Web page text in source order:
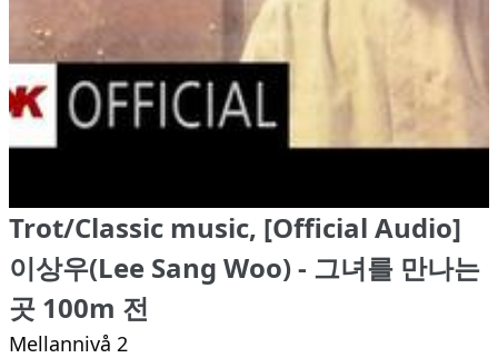
Trot/Classic music, [Official Audio]
이상우(Lee Sang Woo) - 그녀를 만나는
곳 100m 전
Mellannivå 2